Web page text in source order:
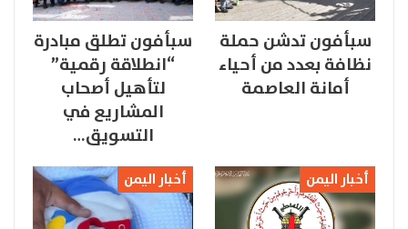
سبأفون تدشن حملة
نظافة بعدد من أحياء
أمانة العاصمة
سبأفون تطلق مبادرة
“انطلاقة رقمية”
لتأهيل أصحاب
المشاريع في
التسويق…
أخبار اليمن أخبار اليمن